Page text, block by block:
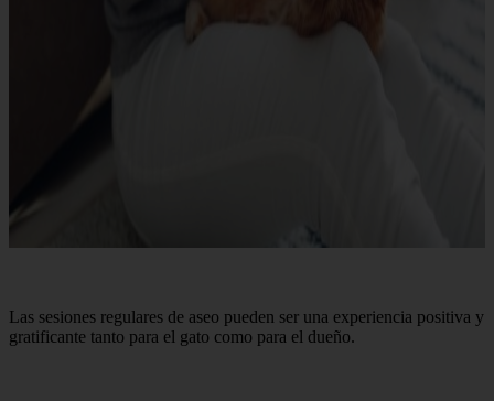
Las sesiones regulares de aseo pueden ser una experiencia positiva y
gratificante tanto para el gato como para el dueño.